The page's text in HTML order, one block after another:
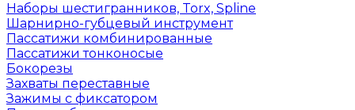
Наборы шестигранников, Torx, Spline
Шарнирно-губцевый инструмент
Пассатижи комбинированные
Пассатижи тонконосые
Бокорезы
Захваты переставные
Зажимы с фиксатором